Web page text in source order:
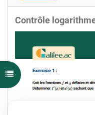
Ouvrir l'index du cours
Contrôle